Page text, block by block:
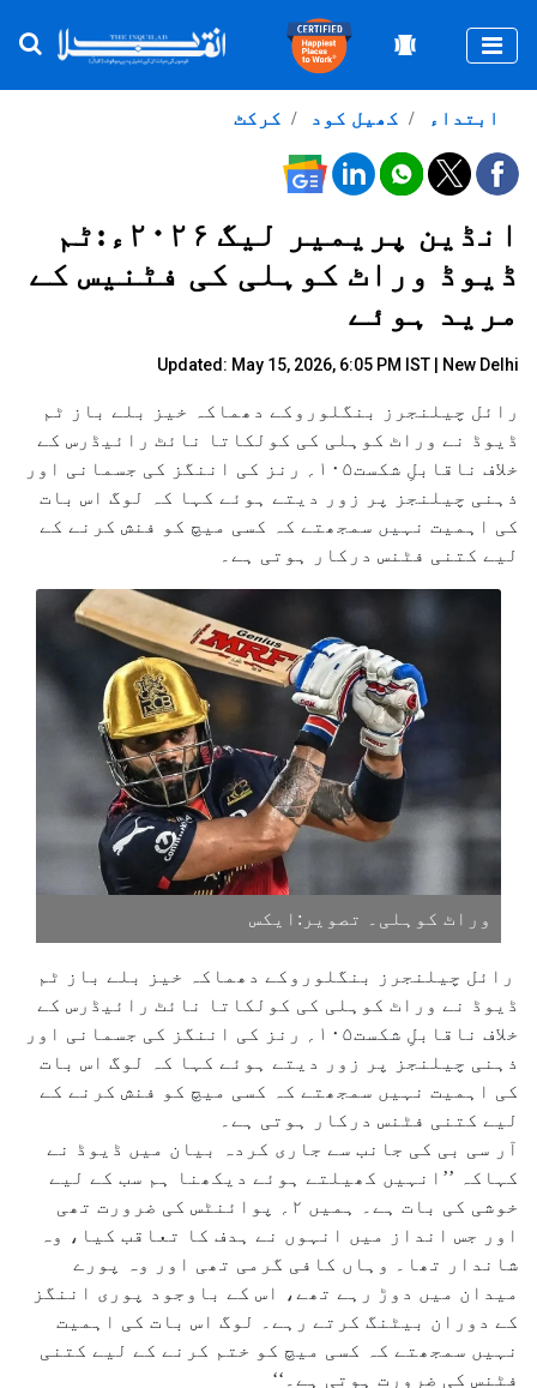
کرکٹ کھیل کود ابتداء
انڈین پریمیر لیگ ۲۰۲۶ء:ٹم
ڈیوڈ وراٹ کوہلی کی فٹنیس کے
مرید ہوئے
Updated: May 15, 2026, 6:05 PM IST | New Delhi
رائل چیلنجرز بنگلوروکے دھماکہ خیز بلے باز ٹم
ڈیوڈ نے وراٹ کوہلی کی کولکاتا نائٹ رائیڈرس کے
خلاف ناقابلِ شکست۱۰۵؍ رنز کی اننگز کی جسمانی اور
ذہنی چیلنجز پر زور دیتے ہوئے کہا کہ لوگ اس بات
کی اہمیت نہیں سمجھتے کہ کسی میچ کو فنش کرنے کے
لیے کتنی فٹنس درکار ہوتی ہے۔
وراٹ کوہلی۔ تصویر:ایکس
رائل چیلنجرز بنگلوروکے دھماکہ خیز بلے باز ٹم
ڈیوڈ نے وراٹ کوہلی کی کولکاتا نائٹ رائیڈرس کے
خلاف ناقابلِ شکست۱۰۵؍ رنز کی اننگز کی جسمانی اور
ذہنی چیلنجز پر زور دیتے ہوئے کہا کہ لوگ اس بات
کی اہمیت نہیں سمجھتے کہ کسی میچ کو فنش کرنے کے
لیے کتنی فٹنس درکار ہوتی ہے۔
آر سی بی کی جانب سے جاری کردہ بیان میں ڈیوڈ نے
کہاکہ ’’انہیں کھیلتے ہوئے دیکھنا ہم سب کے لیے
خوشی کی بات ہے۔ ہمیں ۲؍ پوائنٹس کی ضرورت تھی
اور جس انداز میں انہوں نے ہدف کا تعاقب کیا، وہ
شاندار تھا۔ وہاں کافی گرمی تھی اور وہ پورے
میدان میں دوڑ رہے تھے، اس کے باوجود پوری اننگز
کے دوران بیٹنگ کرتے رہے۔ لوگ اس بات کی اہمیت
نہیں سمجھتے کہ کسی میچ کو ختم کرنے کے لیے کتنی
فٹنس کی ضرورت ہوتی ہے۔‘‘